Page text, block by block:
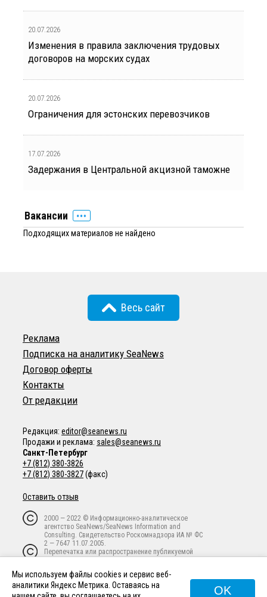
20.07.2026
Изменения в правила заключения трудовых
договоров на морских судах
20.07.2026
Ограничения для эстонских перевозчиков
17.07.2026
Задержания в Центральной акцизной таможне
Вакансии
Подходящих материалов не найдено
Весь сайт
Реклама
Подписка на аналитику SeaNews
Договор оферты
Контакты
От редакции
Редакция: editor@seanews.ru
Продажи и реклама: sales@seanews.ru
Санкт-Петербург
+7 (812) 380-3826
+7 (812) 380-3827(факс)
Оставить отзыв
Мы используем файлы cookies и сервис веб-
аналитики Яндекс Метрика. Оставаясь на
OK
2000 — 2022 © Информационно-аналитическое
агентство SeaNews/SeaNews Information and
Consulting. Свидетельство Роскомнадзора ИА № ФС
2 — 7647 11.07.2005.
Перепечатка или распространение публикуемой
запрещены без письменного предварительного
согласия владельца авторских прав.